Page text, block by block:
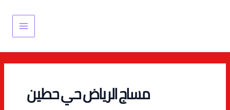
Main
Menu
مساج الرياض حي حطين